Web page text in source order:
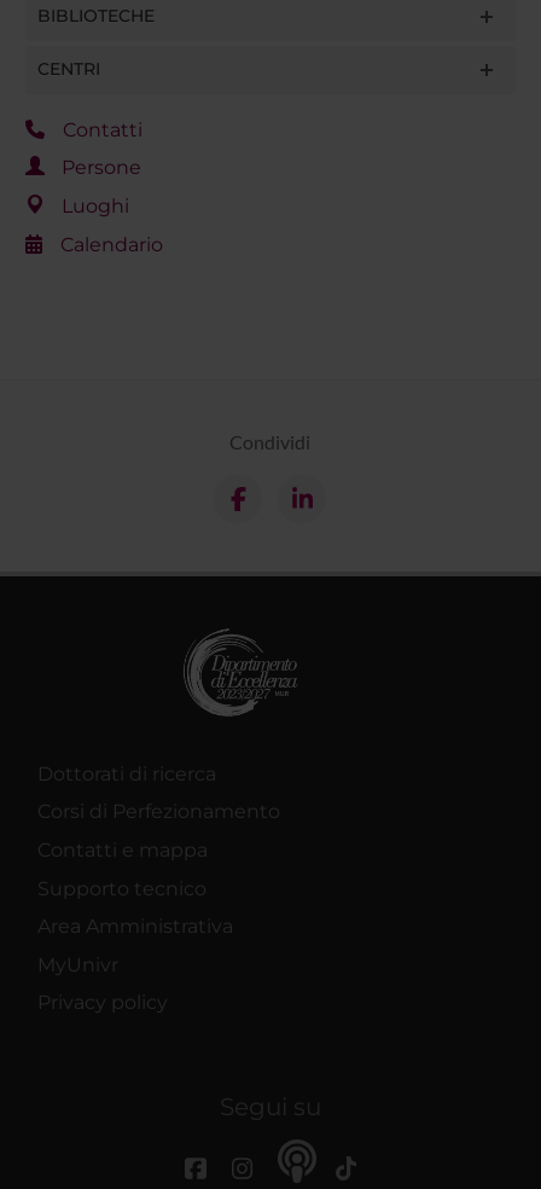
BIBLIOTECHE
CENTRI
Contatti
Persone
Luoghi
Calendario
Condividi
Dottorati di ricerca
Corsi di Perfezionamento
Contatti e mappa
Supporto tecnico
Area Amministrativa
MyUnivr
Privacy policy
Segui su